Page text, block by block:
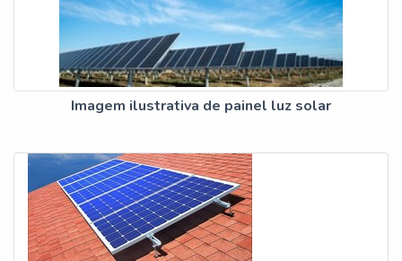
Imagem ilustrativa de painel luz solar